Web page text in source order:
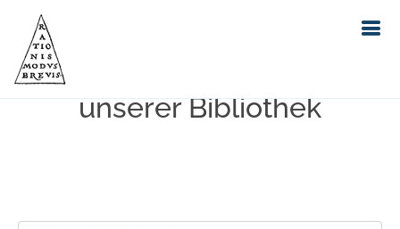
Einfache Suche im Bestand
unserer Bibliothek